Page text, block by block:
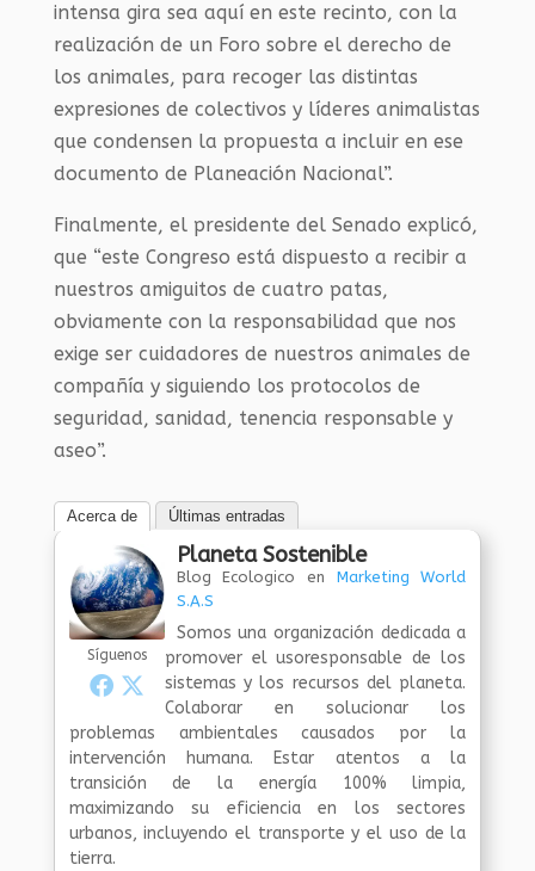
intensa gira sea aquí en este recinto, con la
realización de un Foro sobre el derecho de
los animales, para recoger las distintas
expresiones de colectivos y líderes animalistas
que condensen la propuesta a incluir en ese
documento de Planeación Nacional”.
Finalmente, el presidente del Senado explicó,
que “este Congreso está dispuesto a recibir a
nuestros amiguitos de cuatro patas,
obviamente con la responsabilidad que nos
exige ser cuidadores de nuestros animales de
compañía y siguiendo los protocolos de
seguridad, sanidad, tenencia responsable y
aseo”.
Acerca de Últimas entradas
Síguenos
Planeta Sostenible
Blog Ecologico en Marketing World
S.A.S
Somos una organización dedicada a
promover el usoresponsable de los
sistemas y los recursos del planeta.
Colaborar en solucionar los
problemas ambientales causados por la
intervención humana. Estar atentos a la
transición de la energía 100% limpia,
maximizando su eficiencia en los sectores
urbanos, incluyendo el transporte y el uso de la
tierra.